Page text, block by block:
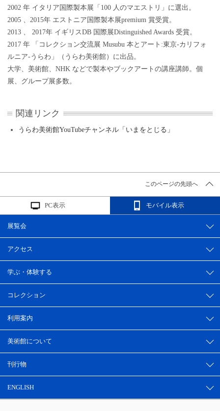
2002 年 イタリア国際製本展「100 人のマエストリ」に選出。
2005 、2015年 エストニア国際製本展premium 賞受賞。
2013 、 2017年 イギリスDB 国際展Distinguished Awards 受賞。
2017 年 「コレクション交流展 Musubu 本とアート:東京-カリフォ
ルニア-うらわ」（うらわ美術館）に出品。
大学、美術館、NHK などで製本やブックアートの講座講師。個
展、グループ展多数。
関連リンク
うらわ美術館YouTubeチャンネル「いまをとじる」
このページの先頭へ
PC表示 モバイル表示
展覧会
アクセス
学ぶ・体験する
コレクション
利用案内
美術館について
刊行物
ENGLISH